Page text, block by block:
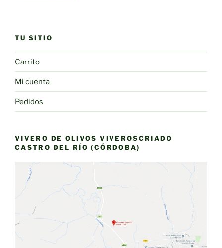
TU SITIO
Carrito
Mi cuenta
Pedidos
VIVERO DE OLIVOS VIVEROSCRIADO
CASTRO DEL RÍO (CÓRDOBA)